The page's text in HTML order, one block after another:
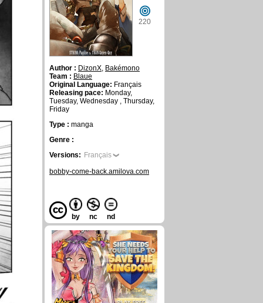
220
Author : DizonX, Bakémono
Team : Blaue
Original Language: Français
Releasing pace: Monday,
Tuesday, Wednesday , Thursday,
Friday
Type : manga
Genre :
Versions: Français
bobby-come-back.amilova.com
by nc nd